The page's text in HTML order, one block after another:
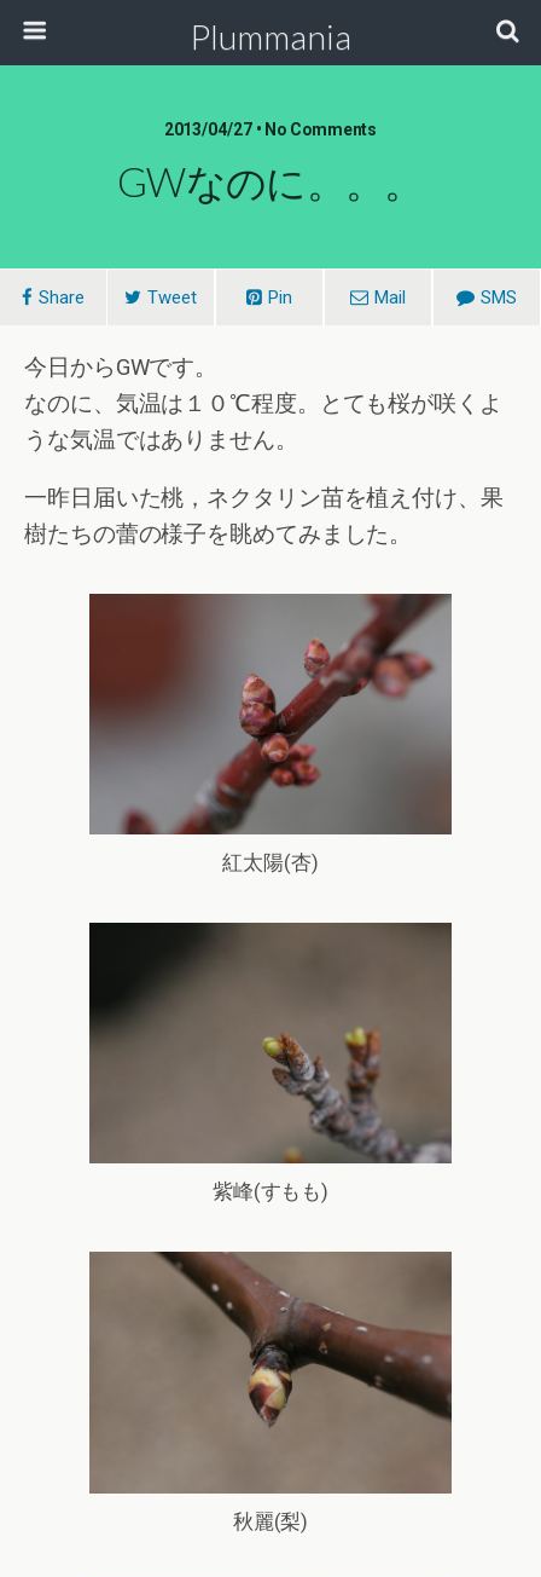
Plummania
2013/04/27 • No Comments
GWなのに。。。
Share Tweet Pin Mail SMS
今日からGWです。
なのに、気温は１０℃程度。とても桜が咲くよ
うな気温ではありません。
一昨日届いた桃，ネクタリン苗を植え付け、果
樹たちの蕾の様子を眺めてみました。
紅太陽(杏)
紫峰(すもも)
秋麗(梨)